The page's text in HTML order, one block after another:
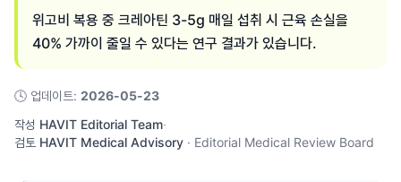
위고비 복용 중 크레아틴 3-5g 매일 섭취 시 근육 손실을
40% 가까이 줄일 수 있다는 연구 결과가 있습니다.
🕓 업데이트: 2026-05-23
작성 HAVIT Editorial Team·
검토 HAVIT Medical Advisory · Editorial Medical Review Board